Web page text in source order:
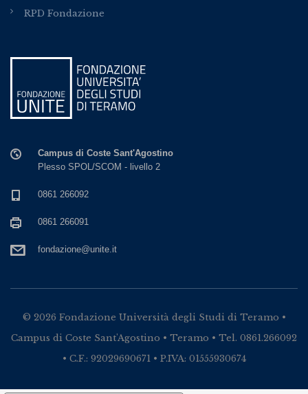
RPD Fondazione
Campus di Coste Sant'Agostino
Plesso SPOL/SCOM - livello 2
0861 266092
0861 266091
fondazione@unite.it
© 2026 Fondazione Università degli Studi di Teramo •
Campus di Coste Sant'Agostino • Teramo • Tel. 0861.266092
• C.F.: 92029690671 • P.IVA: 01555930674